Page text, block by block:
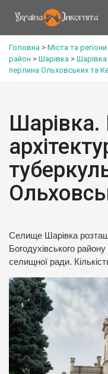
Головна > Міста та регіони
район > Шарівка >
перлина Ольховських та
Шарівка.
Селище Шарівка
Богодухівського
селищної ради.